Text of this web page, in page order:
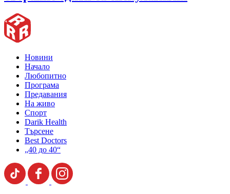
Новини
Начало
Любопитно
Програма
Предавания
На живо
Спорт
Darik Health
Търсене
Best Doctors
„40 до 40“